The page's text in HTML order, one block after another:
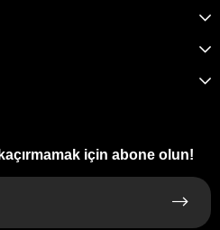
için abone olun!